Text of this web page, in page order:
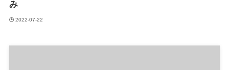
み
2022-07-22